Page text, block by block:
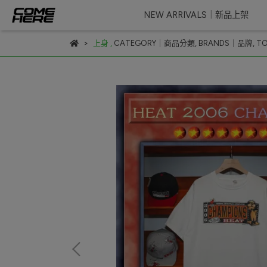
NEW ARRIVALS｜新品上架
上身 , CATEGORY｜商品分類, BRANDS｜品牌,